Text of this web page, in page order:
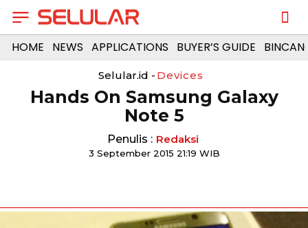
HOME NEWS APPLICATIONS BUYER’S GUIDE
Selular.id - Devices
Hands On Samsung Galaxy
Note 5
Penulis : Redaksi
3 September 2015 21:19 WIB